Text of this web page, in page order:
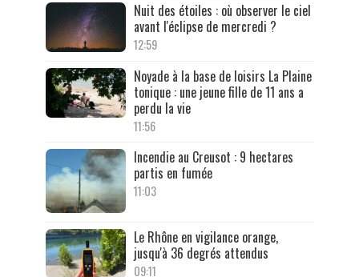
Nuit des étoiles : où observer le ciel
avant l'éclipse de mercredi ?
12:59
Noyade à la base de loisirs La Plaine
tonique : une jeune fille de 11 ans a
perdu la vie
11:56
Incendie au Creusot : 9 hectares
partis en fumée
11:03
Le Rhône en vigilance orange,
jusqu'à 36 degrés attendus
09:11